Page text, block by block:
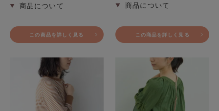
この商品を詳しく見る この商品を詳しく見る